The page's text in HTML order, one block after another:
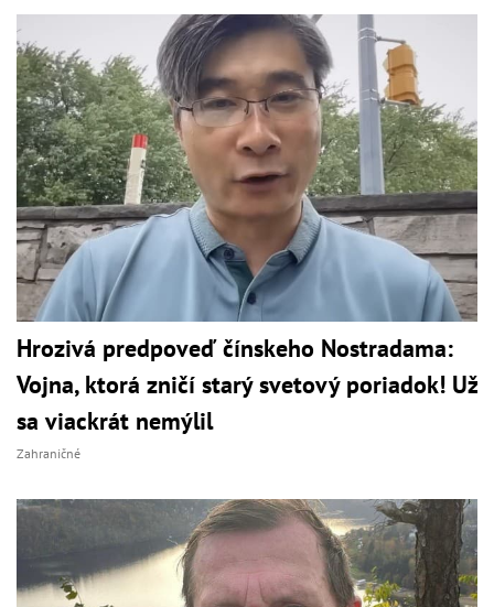
Hrozivá predpoveď čínskeho Nostradama:
Vojna, ktorá zničí starý svetový poriadok! Už
sa viackrát nemýlil
Zahraničné